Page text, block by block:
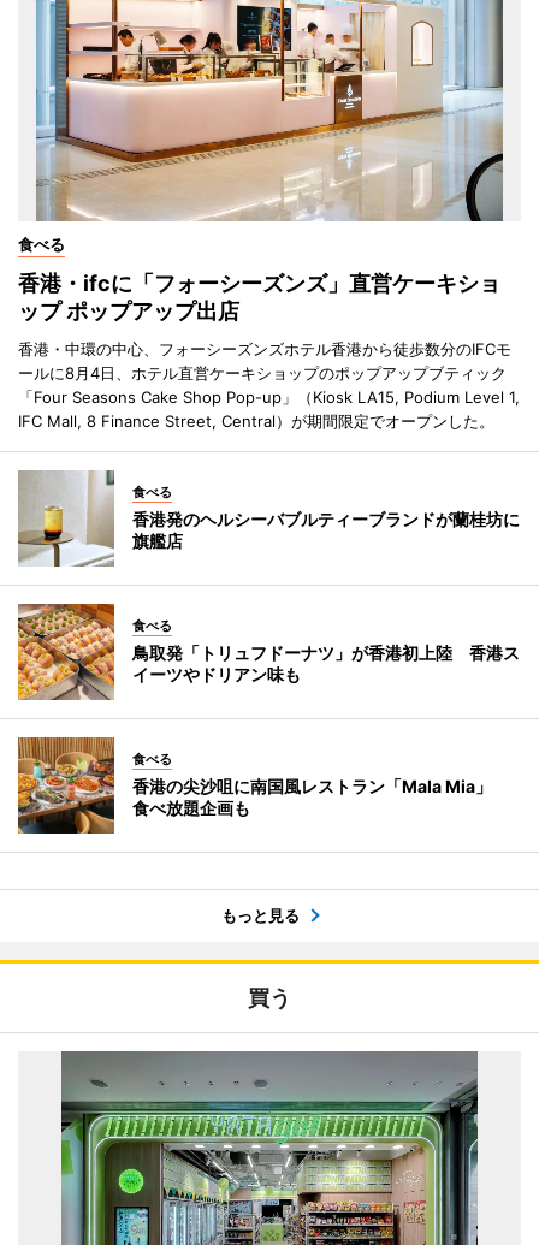
食べる
香港・ifcに「フォーシーズンズ」直営ケーキショ
ップ ポップアップ出店
香港・中環の中心、フォーシーズンズホテル香港から徒歩数分のIFCモ
ールに8月4日、ホテル直営ケーキショップのポップアップブティック
「Four Seasons Cake Shop Pop-up」（Kiosk LA15, Podium Level 1,
IFC Mall, 8 Finance Street, Central）が期間限定でオープンした。
食べる
香港発のヘルシーバブルティーブランドが蘭桂坊に
旗艦店
食べる
鳥取発「トリュフドーナツ」が香港初上陸 香港ス
イーツやドリアン味も
食べる
香港の尖沙咀に南国風レストラン「Mala Mia」
食べ放題企画も
もっと見る
買う